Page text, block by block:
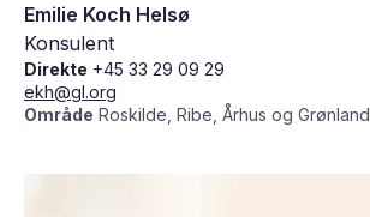
Emilie Koch Helsø
Konsulent
Direkte +45 33 29 09 29
ekh@gl.org
Område Roskilde, Ribe, Århus og Grønland